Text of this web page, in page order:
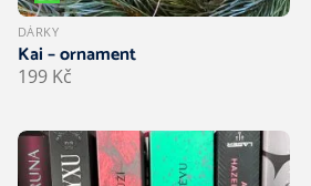
DÁRKY
Kai – ornament
199 Kč